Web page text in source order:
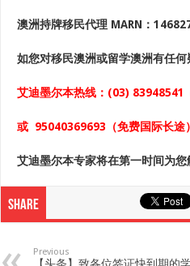
澳洲持牌移民代理 MARN：
如您对移民澳洲或留学澳洲有任何
艾迪墨尔本热线： (03) 83948541
或 95040369693 （免费国际长途
艾迪墨尔本专家将在第一时间为您
Share
Previous
【头条】致各位签证快到期的